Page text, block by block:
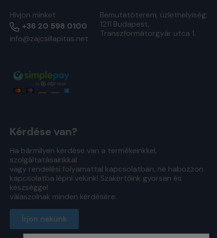
Hívjon minket
+36 20 598 0100
info@zajcsillapitas.net
Bemutatóterem, üzlethelyiség:
1211 Budapest,
Transzformátorgyár utca 1.
Kérdése van?
Ha bármilyen kérdése van a termékeinkkel,
szolgáltatásainkkal
vagy rendelési folyamattal kapcsolatban, ne habozzon
kapcsolatba lépni velünk! Szakértőink gyorsan és
készséggel
válaszolnak minden kérdésére.
Írjon nekünk